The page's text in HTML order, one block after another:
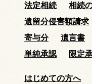
法定相続 相続
遺留分侵害額請求
寄与分
遺言書
単純承認
限定
はじめての方へ